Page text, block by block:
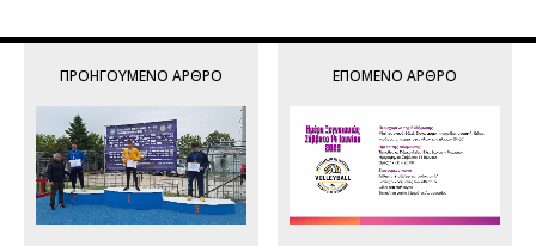
ΠΡΟΗΓΟΎΜΕΝΟ ΆΡΘΡΟ ΕΠΌΜΕΝΟ ΆΡΘΡΟ